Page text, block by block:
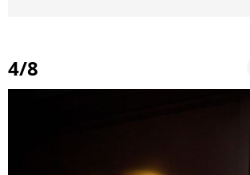
4/8